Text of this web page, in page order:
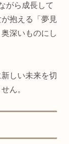
がら成長して
抱える「夢見
深いものにし
しい未来を切
ん。